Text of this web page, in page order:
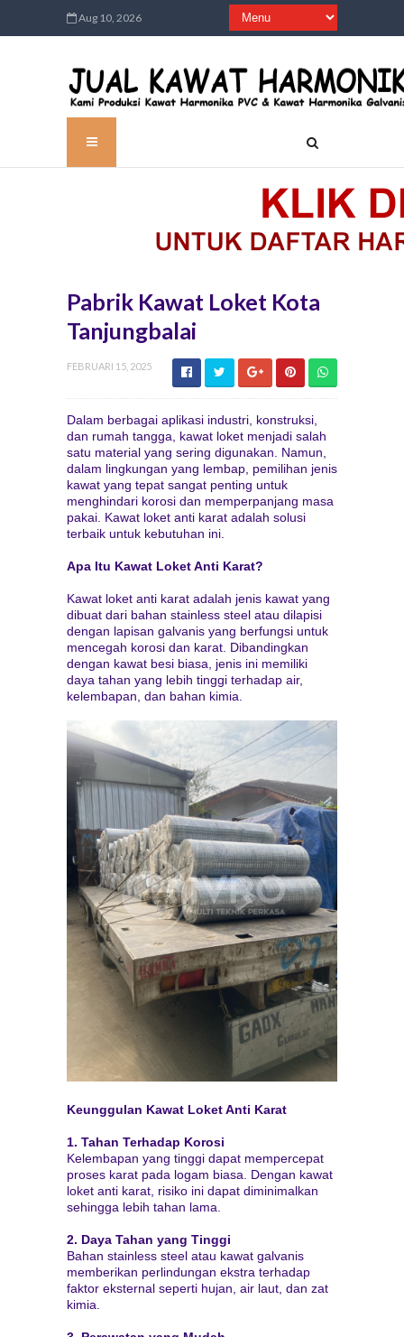
Aug 10, 2026
Pabrik Kawat Loket Kota
Tanjungbalai
FEBRUARI 15, 2025
Dalam berbagai aplikasi industri, konstruksi,
dan rumah tangga, kawat loket menjadi salah
satu material yang sering digunakan. Namun,
dalam lingkungan yang lembap, pemilihan jenis
kawat yang tepat sangat penting untuk
menghindari korosi dan memperpanjang masa
pakai. Kawat loket anti karat adalah solusi
terbaik untuk kebutuhan ini.
Apa Itu Kawat Loket Anti Karat?
Kawat loket anti karat adalah jenis kawat yang
dibuat dari bahan stainless steel atau dilapisi
dengan lapisan galvanis yang berfungsi untuk
mencegah korosi dan karat. Dibandingkan
dengan kawat besi biasa, jenis ini memiliki
daya tahan yang lebih tinggi terhadap air,
kelembapan, dan bahan kimia.
Keunggulan Kawat Loket Anti Karat
1. Tahan Terhadap Korosi
Kelembapan yang tinggi dapat mempercepat
proses karat pada logam biasa. Dengan kawat
loket anti karat, risiko ini dapat diminimalkan
sehingga lebih tahan lama.
2. Daya Tahan yang Tinggi
Bahan stainless steel atau kawat galvanis
memberikan perlindungan ekstra terhadap
faktor eksternal seperti hujan, air laut, dan zat
kimia.